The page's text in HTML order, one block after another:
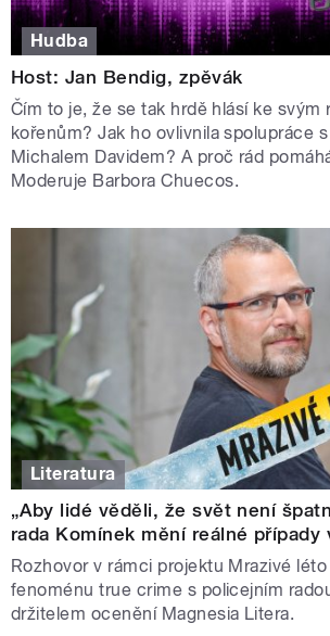
Hudba
Host: Jan Bendig, zpěvák
Čím to je, že se tak hrdě hlásí ke svým
kořenům? Jak ho ovlivnila spolupráce
Michalem Davidem? A proč rád
Moderuje Barbora Chuecos.
Literatura
„Aby lidé věděli, že svět není
rada Komínek mění reálné
Rozhovor v rámci projektu Mrazivé
fenoménu true crime s policejním
držitelem ocenění Magnesia Litera.